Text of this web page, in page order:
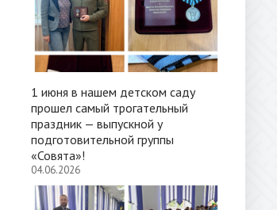
1 июня в нашем детском саду
прошел самый трогательный
праздник — выпускной у
подготовительной группы
«Совята»!
04.06.2026